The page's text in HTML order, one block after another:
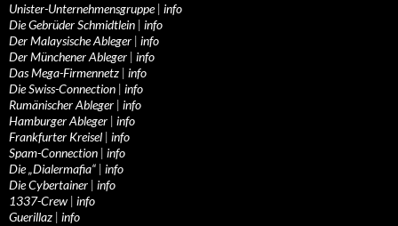
Unister-Unternehmensgruppe| info
Die Gebrüder Schmidtlein | info
Der Malaysische Ableger | info
Der Münchener Ableger | info
Das Mega-Firmennetz | info
Die Swiss-Connection | info
Rumänischer Ableger | info
Hamburger Ableger | info
Frankfurter Kreisel | info
Spam-Connection | info
Die „Dialermafia“ | info
Die Cybertainer | info
1337-Crew | info
Guerillaz | info